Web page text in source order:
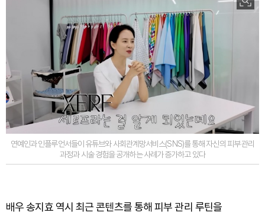
연예인과 인플루언서들이 유튜브와 사회관계망서비스(SNS)를 통해 자신의 피부 관리
과정과 시술 경험을 공개하는 사례가 증가하고 있다
배우 송지효 역시 최근 콘텐츠를 통해 피부 관리 루틴을